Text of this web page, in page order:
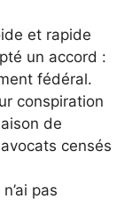
et rapide
un accord :
fédéral.
conspiration
de
censés
pas